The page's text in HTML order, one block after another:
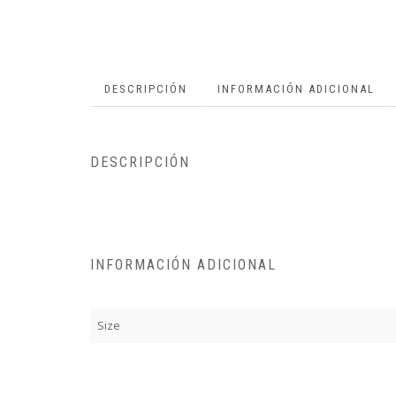
DESCRIPCIÓN INFORMACIÓN ADICIONAL
DESCRIPCIÓN
INFORMACIÓN ADICIONAL
Size